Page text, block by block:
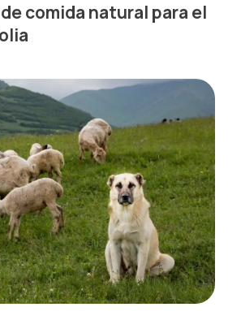
comida natural para el